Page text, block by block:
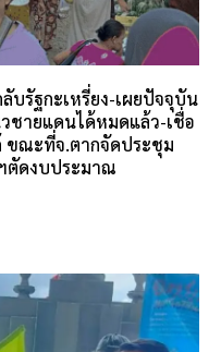
บรัฐกะเหรี่ยง-เผยปัจจุบัน
ชายแดนได้หมดแล้ว-เชื่อ
ขณะที่จ.ตากจัดประชุม
ตัดงบประมาณ